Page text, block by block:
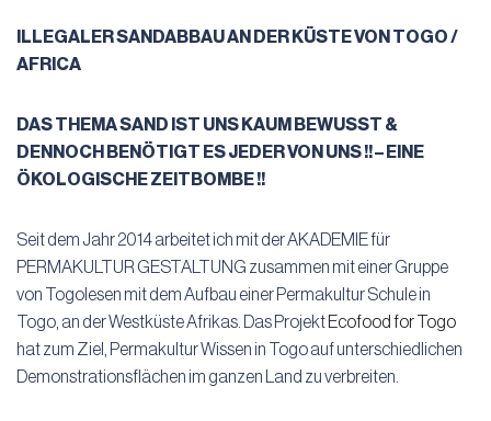
ILLEGALER SANDABBAU AN DER KÜSTE VON TOGO /
AFRICA
DAS THEMA SAND IST UNS KAUM BEWUSST &
DENNOCH BENÖTIGT ES JEDER VON UNS !! – EINE
ÖKOLOGISCHE ZEITBOMBE !!
Seit dem Jahr 2014 arbeitet ich mit der AKADEMIE für
PERMAKULTUR GESTALTUNG zusammen mit einer Gruppe
von Togolesen mit dem Aufbau einer Permakultur Schule in
Togo, an der Westküste Afrikas. Das ProjektEcofood for Togo
hat zum Ziel, Permakultur Wissen in Togo auf unterschiedlichen
Demonstrationsflächen im ganzen Land zu verbreiten.